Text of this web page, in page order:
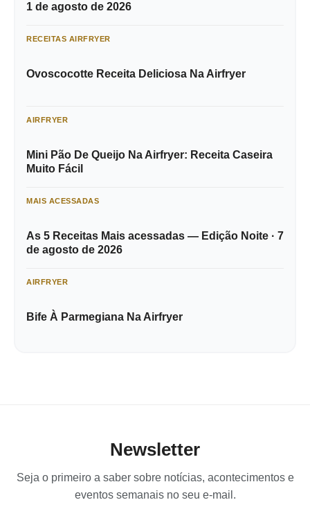
1 de agosto de 2026
RECEITAS AIRFRYER
Ovoscocotte Receita Deliciosa Na Airfryer
AIRFRYER
Mini Pão De Queijo Na Airfryer: Receita Caseira
Muito Fácil
MAIS ACESSADAS
As 5 Receitas Mais acessadas — Edição Noite · 7
de agosto de 2026
AIRFRYER
Bife À Parmegiana Na Airfryer
Newsletter
Seja o primeiro a saber sobre notícias, acontecimentos e
eventos semanais no seu e-mail.